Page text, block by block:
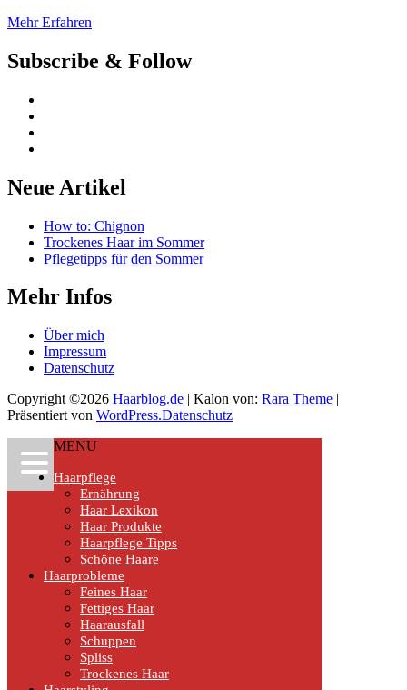
Mehr Erfahren
Subscribe & Follow
Neue Artikel
How to: Chignon
Trockenes Haar im Sommer
Pflegetipps für den Sommer
Mehr Infos
Über mich
Impressum
Datenschutz
Copyright ©2026 Haarblog.de | Kalon von: Rara Theme |
Präsentiert von WordPress.Datenschutz
MENU
Haarpflege
Ernährung
Haar Lexikon
Haar Produkte
Haarpflege Tipps
Schöne Haare
Haarprobleme
Feines Haar
Fettiges Haar
Haarausfall
Schuppen
Spliss
Trockenes Haar